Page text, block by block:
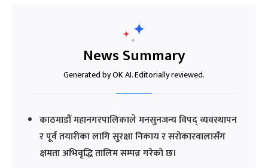
News Summary
Generated by OK AI. Editorially reviewed.
काठमाडौं महानगरपालिकाले मनसुनजन्य विपद् व्यवस्थापन
र पूर्व तयारीका लागि सुरक्षा निकाय र सरोकारवालासँग
क्षमता अभिवृद्धि तालिम सम्पन्न गरेको छ।